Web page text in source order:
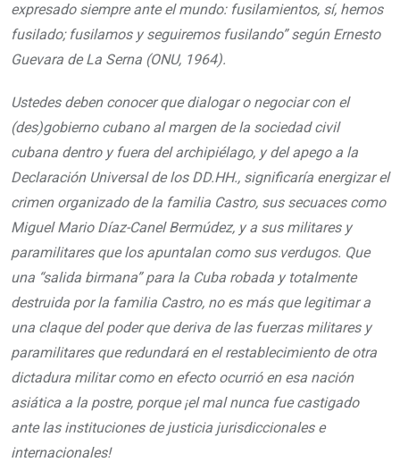
expresado siempre ante el mundo: fusilamientos, sí, hemos
fusilado; fusilamos y seguiremos fusilando” según Ernesto
Guevara de La Serna (ONU, 1964).
Ustedes deben conocer que dialogar o negociar con el
(des)gobierno cubano al margen de la sociedad civil
cubana dentro y fuera del archipiélago, y del apego a la
Declaración Universal de los DD.HH., significaría energizar el
crimen organizado de la familia Castro, sus secuaces como
Miguel Mario Díaz-Canel Bermúdez, y a sus militares y
paramilitares que los apuntalan como sus verdugos. Que
una “salida birmana” para la Cuba robada y totalmente
destruida por la familia Castro, no es más que legitimar a
una claque del poder que deriva de las fuerzas militares y
paramilitares que redundará en el restablecimiento de otra
dictadura militar como en efecto ocurrió en esa nación
asiática a la postre, porque ¡el mal nunca fue castigado
ante las instituciones de justicia jurisdiccionales e
internacionales!